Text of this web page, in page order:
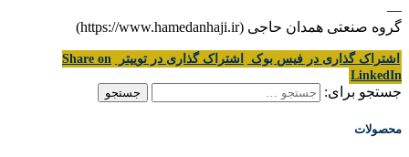
—
گروه صنعتی همدان حاجی (https://www.hamedanhaji.ir)
اشتراک گذاری در فیس بوک اشتراک گذاری در توییتر
Share on
LinkedIn
جستجو برای:
محصولات